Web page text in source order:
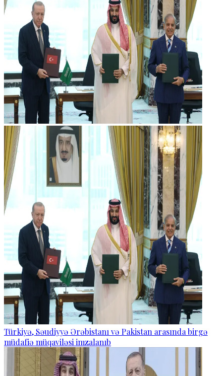
Türkiyə, Səudiyyə Ərəbistanı və Pakistan arasında birgə
müdafiə müqaviləsi imzalanıb